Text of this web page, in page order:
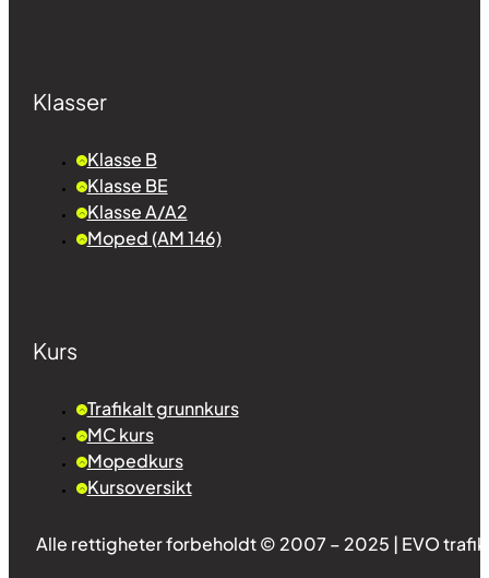
Klasser
Klasse B
Klasse BE
Klasse A/A2
Moped (AM 146)
Kurs
Trafikalt grunnkurs
MC kurs
Mopedkurs
Kursoversikt
Alle rettigheter forbeholdt © 2007 – 2025 | EVO